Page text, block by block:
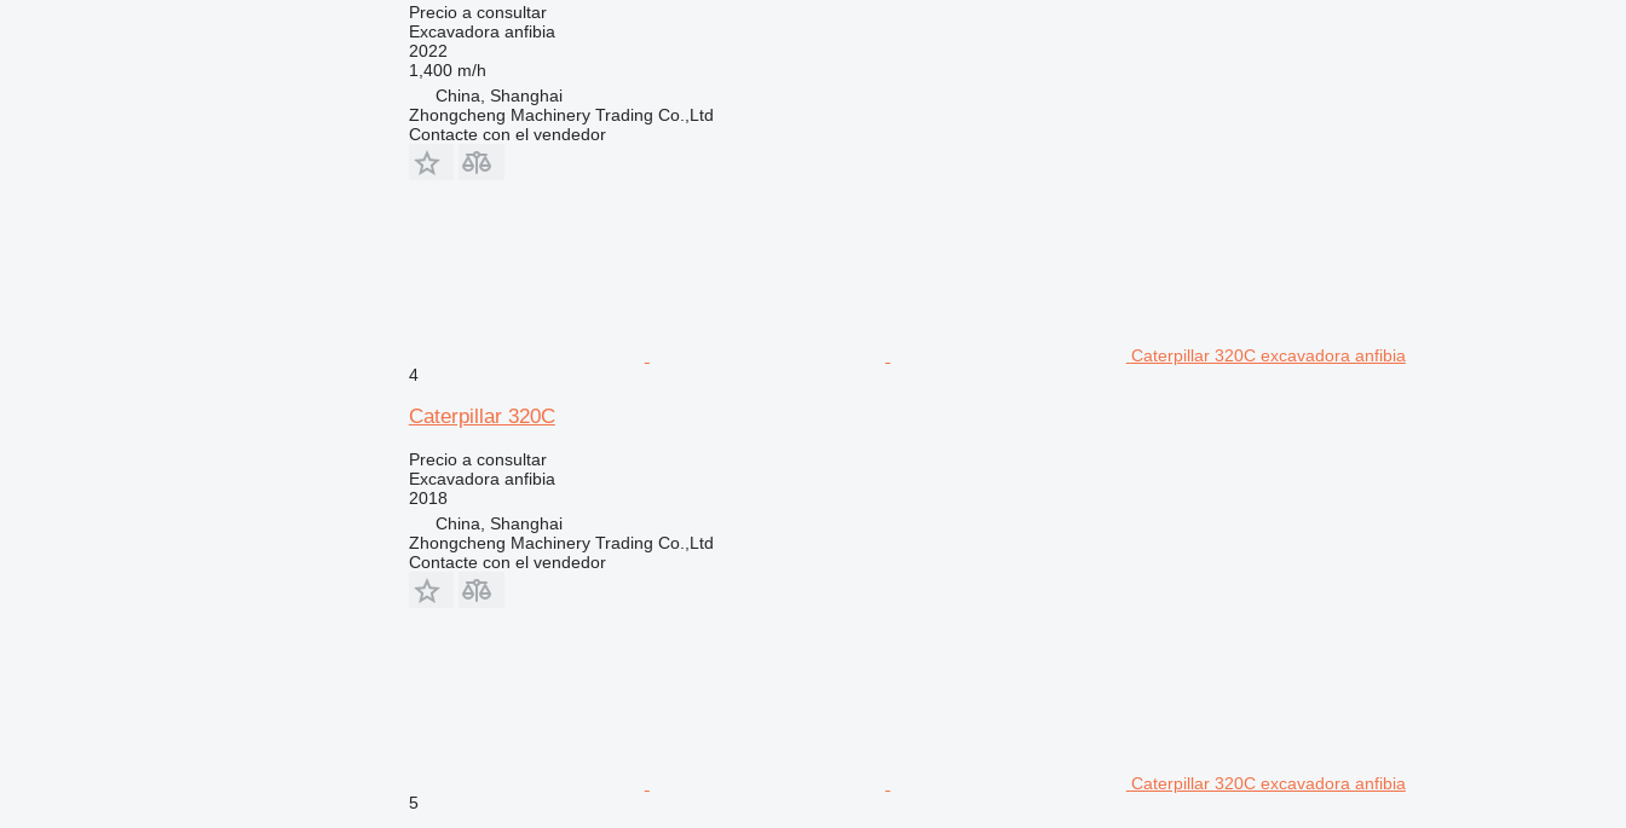
Precio a consultar
Excavadora anfibia
2022
1,400 m/h
China, Shanghai
Zhongcheng Machinery Trading Co.,Ltd
Contacte con el vendedor
Caterpillar 320C excavadora anfibia
4
Caterpillar 320C
Precio a consultar
Excavadora anfibia
2018
China, Shanghai
Zhongcheng Machinery Trading Co.,Ltd
Contacte con el vendedor
Caterpillar 320C excavadora anfibia
5